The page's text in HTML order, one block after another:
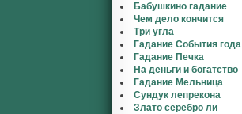
Бабушкино гадание
Чем дело кончится
Три угла
Гадание События года
Гадание Печка
На деньги и богатство
Гадание Мельница
Сундук лепрекона
Злато серебро ли